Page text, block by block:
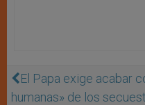
El Papa exige acabar
humanas» de los